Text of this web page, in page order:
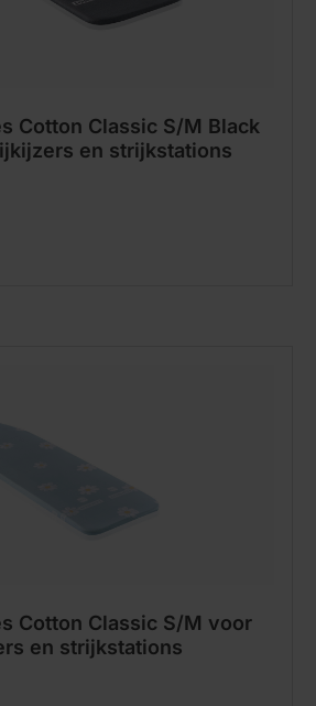
Cotton Classic S/M Black
en strijkstations
Cotton Classic S/M voor
en strijkstations